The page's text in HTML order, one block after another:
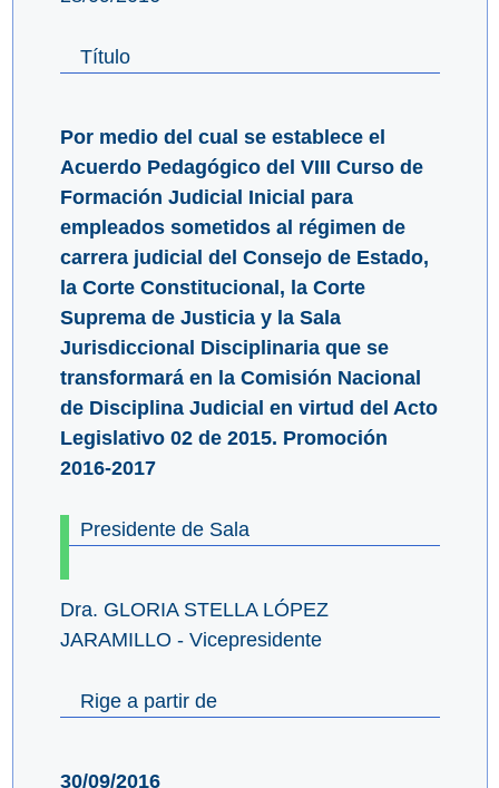
Título
Por medio del cual se establece el
Acuerdo Pedagógico del VIII Curso de
Formación Judicial Inicial para
empleados sometidos al régimen de
carrera judicial del Consejo de Estado,
la Corte Constitucional, la Corte
Suprema de Justicia y la Sala
Jurisdiccional Disciplinaria que se
transformará en la Comisión Nacional
de Disciplina Judicial en virtud del Acto
Legislativo 02 de 2015. Promoción
2016-2017
Presidente de Sala
Dra. GLORIA STELLA LÓPEZ
JARAMILLO - Vicepresidente
Rige a partir de
30/09/2016